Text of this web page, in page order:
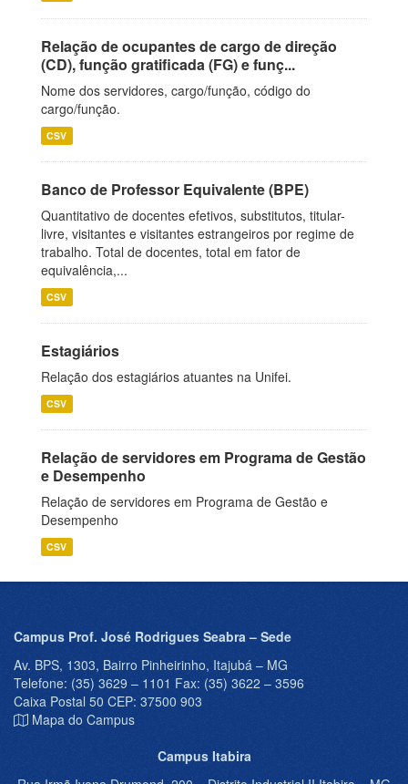
Relação de ocupantes de cargo de direção
(CD), função gratificada (FG) e funç...
Nome dos servidores, cargo/função, código do
cargo/função.
CSV
Banco de Professor Equivalente (BPE)
Quantitativo de docentes efetivos, substitutos, titular-
livre, visitantes e visitantes estrangeiros por regime de
trabalho. Total de docentes, total em fator de
equivalência,...
CSV
Estagiários
Relação dos estagiários atuantes na Unifei.
CSV
Relação de servidores em Programa de Gestão
e Desempenho
Relação de servidores em Programa de Gestão e
Desempenho
CSV
Campus Prof. José Rodrigues Seabra – Sede
Av. BPS, 1303, Bairro Pinheirinho, Itajubá – MG
Telefone: (35) 3629 – 1101 Fax: (35) 3622 – 3596
Caixa Postal 50 CEP: 37500 903
Mapa do Campus
Campus Itabira